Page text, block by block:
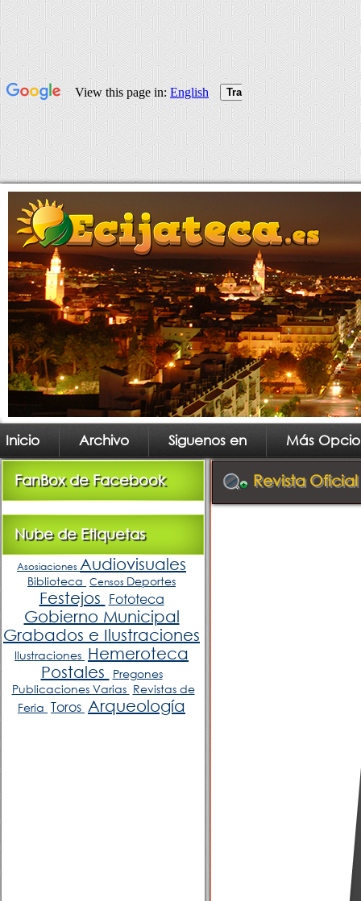
Inicio Archivo Siguenos en Más
FanBox de Facebook
Nube de Etiquetas
Asosiaciones Audiovisuales
Biblioteca Censos Deportes
Festejos Fototeca
Gobierno Municipal
Grabados e Ilustraciones
Ilustraciones Hemeroteca
Postales
Pregones
Publicaciones Varias Revistas de
Feria Toros Arqueología
Revista